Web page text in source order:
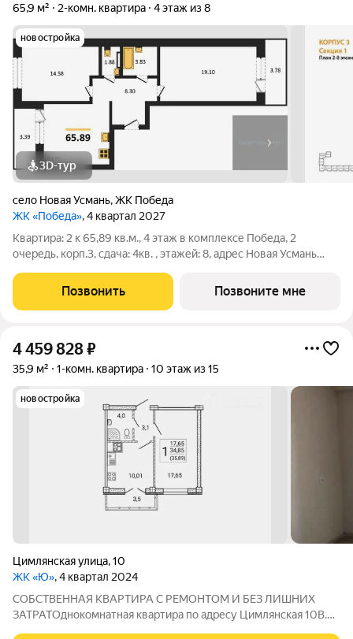
65,9 м² 2-комн. квартира 4 этаж из 8
новостройка
3D-тур
село Новая Усмань,ЖК Победа
ЖК «Победа», 4 квартал 2027
Квартира: 2 к 65,89 кв.м., 4 этаж в комплексе Победа, 2
очередь, корп.3, сдача: 4кв. , этажей: 8, адрес Новая Усмань
Позвонить Позвоните мне
4 459 828₽
35,9 м² 1-комн. квартира 10 этаж из 15
новостройка
Цимлянская улица,10
ЖК «Ю», 4 квартал 2024
СОБСТВЕННАЯ КВАРТИРА С РЕМОНТОМ И БЕЗ ЛИШНИХ
ЗАТРАТОднокомнатная квартира по адресу Цимлянская 10В.